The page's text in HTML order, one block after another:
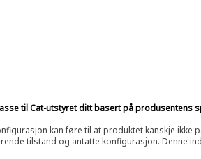
til Cat-utstyret ditt basert på produsentens
kan føre til at produktet kanskje
tilstand og antatte konfigurasjon. Denne